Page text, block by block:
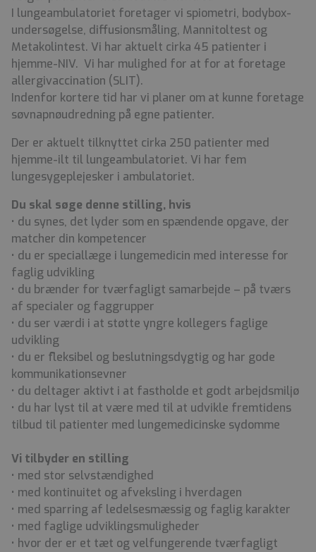
I lungeambulatoriet foretager vi spiometri, bodybox-
undersøgelse, diffusionsmåling, Mannitoltest og
Metakolintest. Vi har aktuelt cirka 45 patienter i
hjemme-NIV. Vi har mulighed for at for at foretage
allergivaccination (SLIT).
Indenfor kortere tid har vi planer om at kunne foretage
søvnapnøudredning på egne patienter.
Der er aktuelt tilknyttet cirka 250 patienter med
hjemme-ilt til lungeambulatoriet. Vi har fem
lungesygeplejesker i ambulatoriet.
Du skal søge denne stilling, hvis
• du synes, det lyder som en spændende opgave, der
matcher din kompetencer
• du er speciallæge i lungemedicin med interesse for
faglig udvikling
• du brænder for tværfagligt samarbejde – på tværs
af specialer og faggrupper
• du ser værdi i at støtte yngre kollegers faglige
udvikling
• du er fleksibel og beslutningsdygtig og har gode
kommunikationsevner
• du deltager aktivt i at fastholde et godt arbejdsmiljø
• du har lyst til at være med til at udvikle fremtidens
tilbud til patienter med lungemedicinske sydomme
Vi tilbyder en stilling
• med stor selvstændighed
• med kontinuitet og afveksling i hverdagen
• med sparring af ledelsesmæssig og faglig karakter
• med faglige udviklingsmuligheder
• hvor der er et tæt og velfungerende tværfagligt